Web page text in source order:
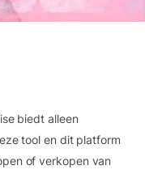
biedt alleen
tool en dit platform
of verkopen van